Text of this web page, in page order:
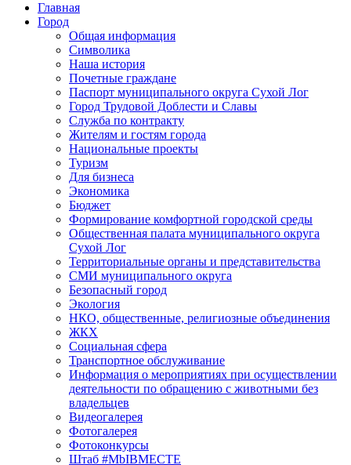
Главная
Город
Общая информация
Символика
Наша история
Почетные граждане
Паспорт муниципального округа Сухой Лог
Город Трудовой Доблести и Славы
Служба по контракту
Жителям и гостям города
Национальные проекты
Туризм
Для бизнеса
Экономика
Бюджет
Формирование комфортной городской среды
Общественная палата муниципального округа
Сухой Лог
Территориальные органы и представительства
СМИ муниципального округа
Безопасный город
Экология
НКО, общественные, религиозные объединения
ЖКХ
Социальная сфера
Транспортное обслуживание
Информация о мероприятиях при осуществлении
деятельности по обращению с животными без
владельцев
Видеогалерея
Фотогалерея
Фотоконкурсы
Штаб #MbIBMECTE